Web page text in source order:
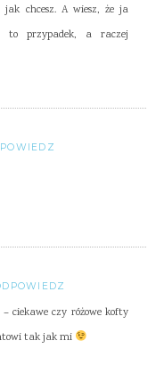
chcesz. A wiesz, że ja
to przypadek, a raczej
ciekawe czy różowe kofty
tak jak mi